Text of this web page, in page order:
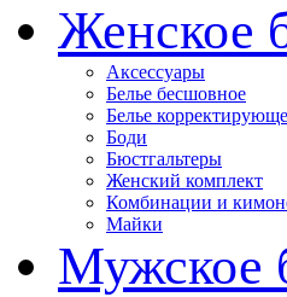
Женское
Аксессуары
Белье бесшовное
Белье
Боди
Бюстгальтеры
Женский комплект
Комбинации и
Майки
Мужское